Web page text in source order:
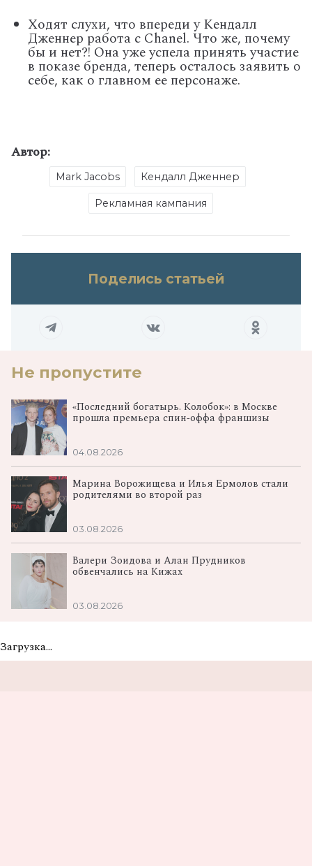
Ходят слухи, что впереди у Кендалл
Дженнер работа с Chanel. Что же, почему
бы и нет?! Она уже успела принять участие
в показе бренда, теперь осталось заявить о
себе, как о главном ее персонаже.
Автор:
Mark Jacobs Кендалл Дженнер
Рекламная кампания
Поделись статьей
Не пропустите
«Последний богатырь. Колобок»: в Москве
прошла премьера спин‑оффа франшизы
04.08.2026
Марина Ворожищева и Илья Ермолов стали
родителями во второй раз
03.08.2026
Валери Зоидова и Алан Прудников
обвенчались на Кижах
03.08.2026
Загрузка...